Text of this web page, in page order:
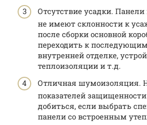
Отсутствие усадки. Панели
не имеют склонности к
после сборки основной
переходить к
внутренней отделке,
теплоизоляции и т.д.
Отличная шумоизоляция.
показателей
добиться, если выбрать
панели со встроенным